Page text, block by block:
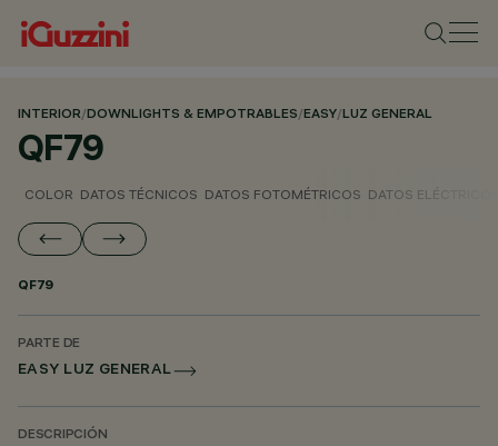
INTERIOR/DOWNLIGHTS & EMPOTRABLES/EASY/LUZ GENERAL
QF79
COLOR DATOS TÉCNICOS DATOS FOTOMÉTRICOS DATOS
QF79
PARTE DE
EASY LUZ GENERAL
DESCRIPCIÓN